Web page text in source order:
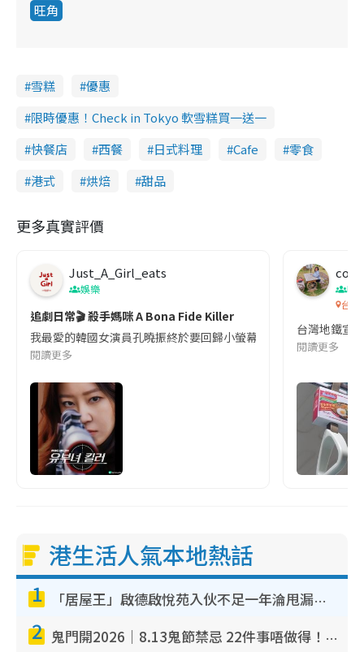
旺角
雪糕
優惠
限時優惠！Check in Tokyo 軟雪糕買一送一
快餐店
西餐 日式料理 Cafe
零食
港式
烘焙 甜品
更多真實評價
Just_A_Girl_eats
娛樂
追劇日常🎬 殺手媽咪 A Bona Fide Killer
我最愛的韓國女演員孔曉振終於要回歸小螢幕啦!這次的劇本改編
閱讀更多
co
吹
台灣
台灣地鐵宣
閱讀更多
港生活人氣本地熱話
1 「居屋王」啟德啟悅苑入伙不足一年淪甩漏之王！插頭噴火花致大停電 多戶業主全屋家電報銷
2 鬼門開2026｜8.13鬼節禁忌 22件事唔做得！燒肉、刺身要少食？半夜勿吹口哨/打呢個電話